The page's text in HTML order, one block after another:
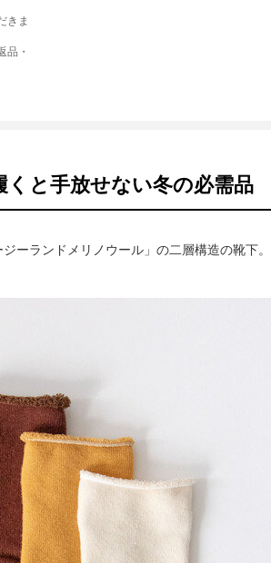
きま
品・
と手放せない冬の必需品
ーランドメリノウール」の二層構造の靴下。